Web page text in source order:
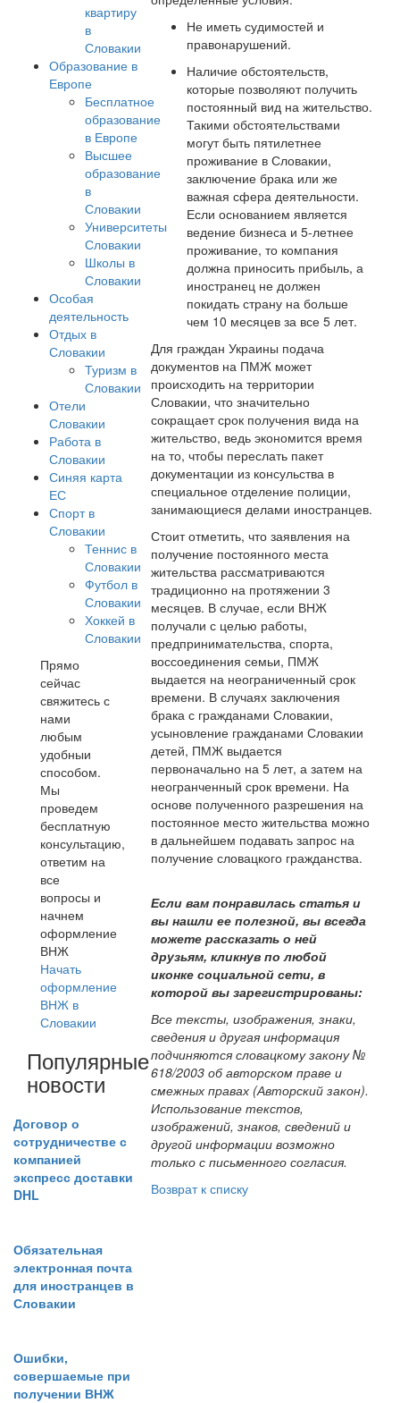
квартиру
в
Словакии
Образование в
Европе
Бесплатное
образование
в Европе
Высшее
образование
в
Словакии
Университеты
Словакии
Школы в
Словакии
Особая
деятельность
Отдых в
Словакии
Туризм в
Словакии
Отели
Словакии
Работа в
Словакии
Синяя карта
ЕС
Спорт в
Словакии
Теннис в
Словакии
Футбол в
Словакии
Хоккей в
Словакии
Прямо
сейчас
свяжитесь с
нами
любым
удобныи
способом.
Мы
проведем
бесплатную
консультацию,
ответим на
все
вопросы и
начнем
оформление
ВНЖ
Начать
оформление
ВНЖ в
Словакии
Популярные
новости
Договор о
сотрудничестве с
компанией
экспресс доставки
DHL
Обязательная
электронная почта
для иностранцев в
Словакии
Ошибки,
совершаемые при
получении ВНЖ
Не иметь судимостей и
правонарушений.
Наличие обстоятельств,
которые позволяют получить
постоянный вид на жительство.
Такими обстоятельствами
могут быть пятилетнее
проживание в Словакии,
заключение брака или же
важная сфера деятельности.
Если основанием является
ведение бизнеса и 5-летнее
проживание, то компания
должна приносить прибыль, а
иностранец не должен
покидать страну на больше
чем 10 месяцев за все 5 лет.
Для граждан Украины подача
документов на ПМЖ может
происходить на территории
Словакии, что значительно
сокращает срок получения вида на
жительство, ведь экономится время
на то, чтобы переслать пакет
документации из консульства в
специальное отделение полиции,
занимающиеся делами иностранцев.
Стоит отметить, что заявления на
получение постоянного места
жительства рассматриваются
традиционно на протяжении 3
месяцев. В случае, если ВНЖ
получали с целью работы,
предпринимательства, спорта,
воссоединения семьи, ПМЖ
выдается на неограниченный срок
времени. В случаях заключения
брака с гражданами Словакии,
усыновление гражданами Словакии
детей, ПМЖ выдается
первоначально на 5 лет, а затем на
неогранченный срок времени. На
основе полученного разрешения на
постоянное место жительства можно
в дальнейшем подавать запрос на
получение словацкого гражданства.
Если вам понравилась статья и
вы нашли ее полезной, вы всегда
можете рассказать о ней
друзьям, кликнув по любой
иконке социальной сети, в
которой вы зарегистрированы:
Все тексты, изображения, знаки,
сведения и другая информация
подчиняются словацкому закону №
618/2003 об авторском праве и
смежных правах (Авторский закон).
Использование текстов,
изображений, знаков, сведений и
другой информации возможно
только с письменного согласия.
Возврат к списку